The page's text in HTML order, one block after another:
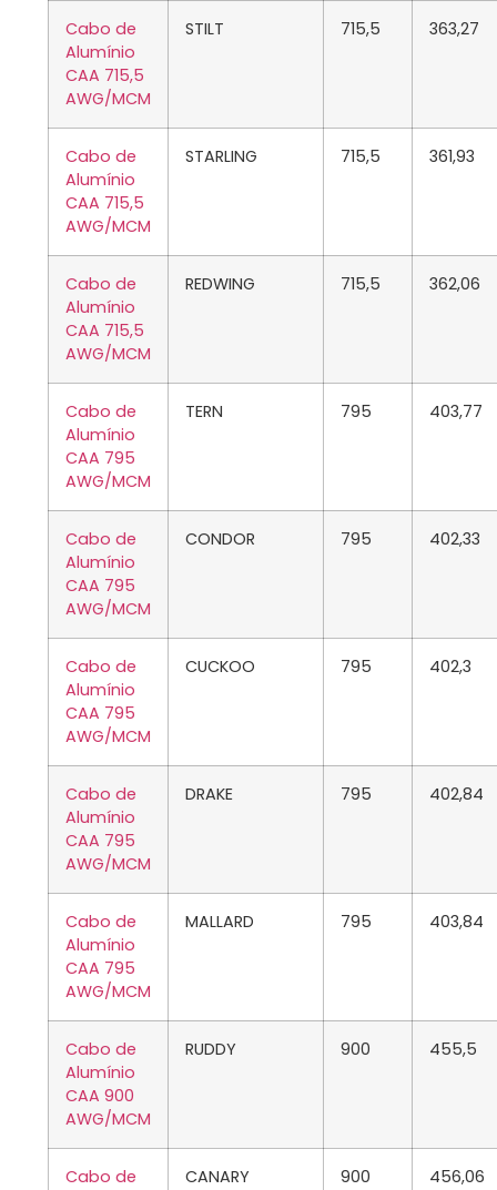
Cabo de
Alumínio
CAA 715,5
AWG/MCM
STILT 715,5 363,27
Cabo de
Alumínio
CAA 715,5
AWG/MCM
STARLING 715,5 361,93
Cabo de
Alumínio
CAA 715,5
AWG/MCM
REDWING 715,5 362,06
Cabo de
Alumínio
CAA 795
AWG/MCM
TERN 795 403,77
Cabo de
Alumínio
CAA 795
AWG/MCM
CONDOR 795 402,33
Cabo de
Alumínio
CAA 795
AWG/MCM
CUCKOO 795 402,3
Cabo de
Alumínio
CAA 795
AWG/MCM
DRAKE 795 402,84
Cabo de
Alumínio
CAA 795
AWG/MCM
MALLARD 795 403,84
Cabo de
Alumínio
CAA 900
AWG/MCM
RUDDY 900 455,5
Cabo de
CANARY 900 456,06